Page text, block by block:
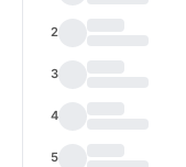
2
3
4
5